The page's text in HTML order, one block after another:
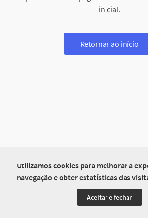
Utilizamos cookies para melhorar a
navegação e obter estatísticas das
Aceitar e fechar
inicial.
Retornar ao início